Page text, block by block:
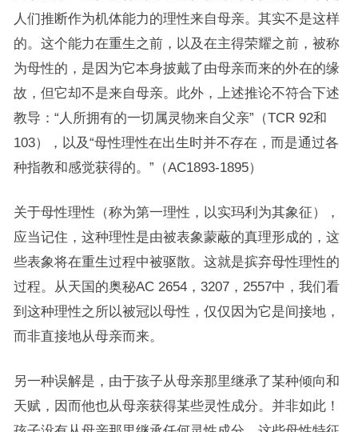
人们推断作为机体能力的理性来自母亲。其实不是这样
的。这个能力在重生之前，以及在主得荣耀之前，被称
为母性的，是因为它本身披戴了由母亲而来的外在的缘
故，但它却不是来自母亲。此外，上述推论不符合下述
教导：“人所拥有的一切属灵物来自父亲”（TCR 92和
103），以及“母性理性在出生时并不存在，而是通过各
种指教和感觉获得的。”（AC1893-1895）
关于母性理性（称为第一理性，以实玛利为其象征），
应当记住，这种理性是由被表象蒙蔽的真理形成的，这
些表象将在重生过程中被驱散。这就是摈弃母性理性的
过程。从天国的奥秘AC 2654，3207，2557中，我们看
到这种理性之所以被冠以母性，仅仅因为它是间接地，
而非直接地从母亲而来。
另一种误解是，由于孩子从母亲那里继承了某种倾向和
天赋，因而他也从母亲获得某些灵性成分。并非如此！